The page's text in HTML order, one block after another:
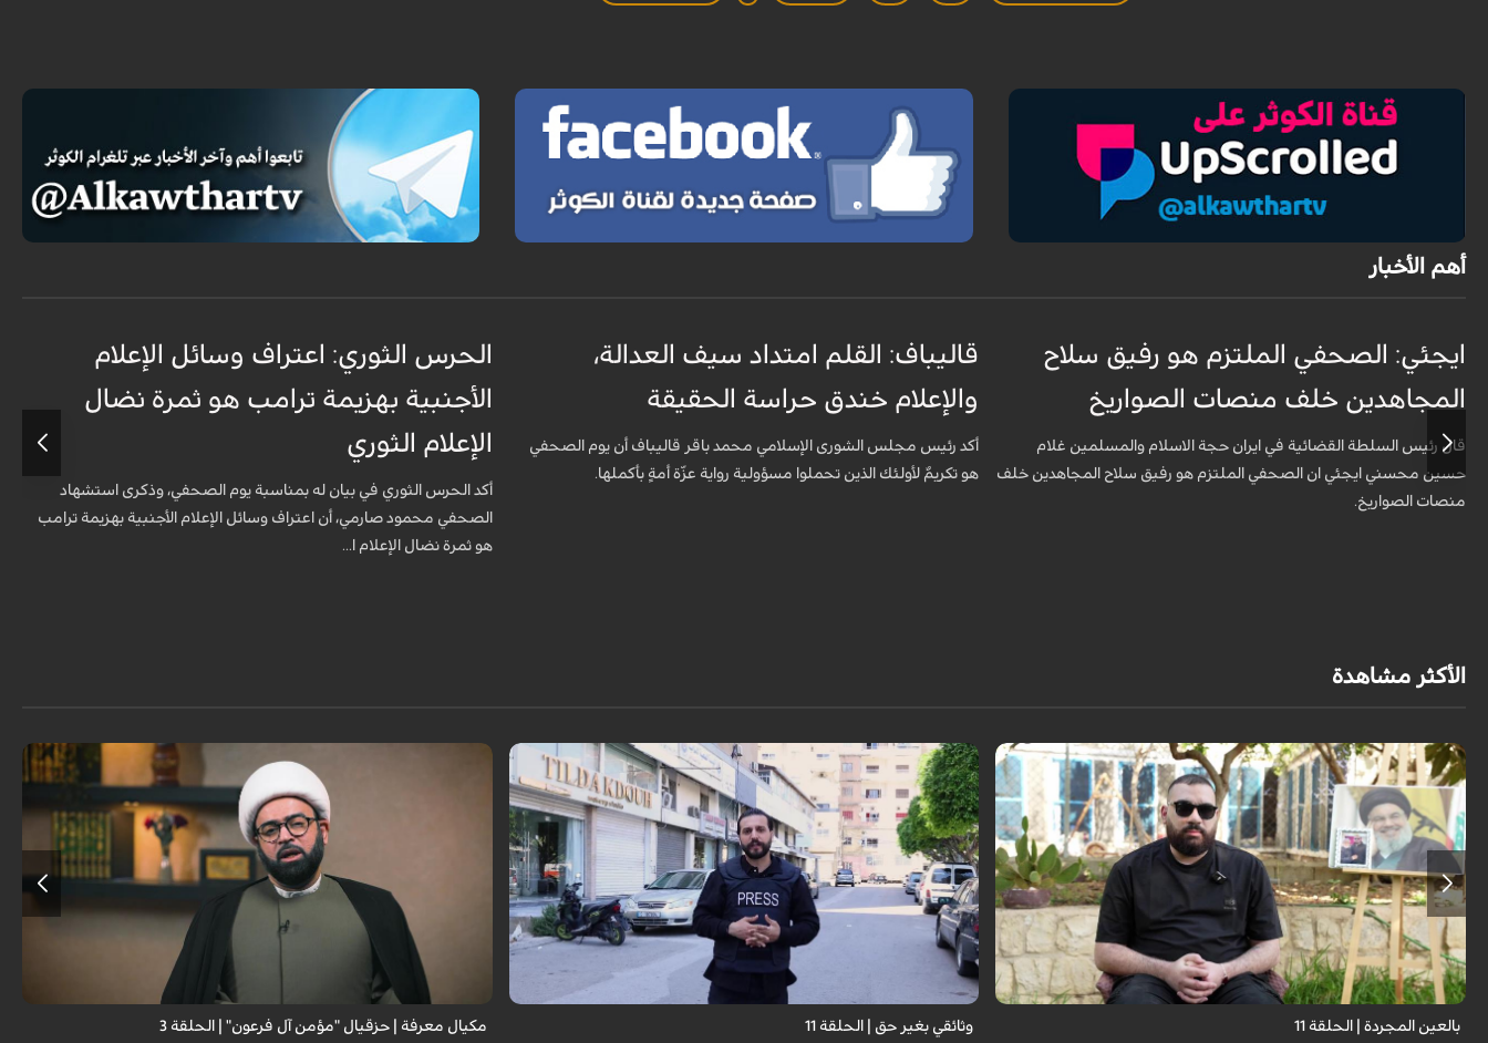
أهم الأخبار
ايجئي: الصحفي الملتزم هو رفيق سلاح
المجاهدين خلف منصات الصواريخ
قال رئيس السلطة القضائية في ايران حجة الاسلام والمسلمين غلام
حسين محسني ايجئي ان الصحفي الملتزم هو رفيق سلاح المجاهدين خلف
منصات الصواريخ.
قاليباف: القلم امتداد سيف العدالة،
والإعلام خندق حراسة الحقيقة
أكد رئيس مجلس الشورى الإسلامي محمد باقر قاليباف أن يوم الصحفي
هو تكريمٌ لأولئك الذين تحملوا مسؤولية رواية عزّة أمةٍ بأكملها.
الحرس الثوري: اعتراف وسائل الإعلام
الأجنبية بهزيمة ترامب هو ثمرة نضال
الإعلام الثوري
أكد الحرس الثوري في بيان له بمناسبة يوم الصحفي، وذكرى استشهاد
الصحفي محمود صارمي، أن اعتراف وسائل الإعلام الأجنبية بهزيمة ترامب
هو ثمرة نضال الإعلام ا...
الأكثر مشاهدة
برنامج "بالعين المجردة" هو توثيق إنسانيٌّ شجاعٌ للحياة تحت وطأة الحرب، حيث
نستمع فيه إلى شهاداتٍ حيّةٍ لأشخاص عايشوا التفجيرات والدمار، فنرى بعيونهم
ت...
بالعين المجردة | الحلقة 11 وثائقي بغير حق | الحلقة 11 مكيال معرفة | حزقيال "مؤمن آل فرعون" | الحلقة 3